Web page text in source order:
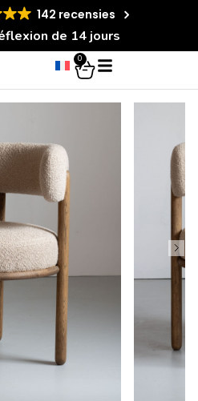
142 recensies
de 14 jours
0